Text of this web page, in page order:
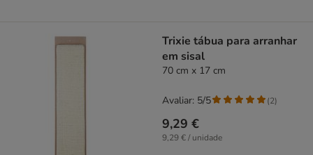
Trixie tábua para arranhar
em sisal
70 cm x 17 cm
9,29 €
9,29 € / unidade
Avaliar: 5/5 (2)